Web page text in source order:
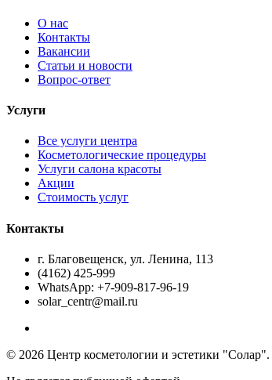
О нас
Контакты
Вакансии
Статьи и новости
Вопрос-ответ
Услуги
Все услуги центра
Косметологические процедуры
Услуги салона красоты
Акции
Стоимость услуг
Контакты
г. Благовещенск, ул. Ленина, 113
(4162) 425-999
WhatsApp: +7-909-817-96-19
solar_centr@mail.ru
© 2026 Центр косметологии и эстетики "Солар".